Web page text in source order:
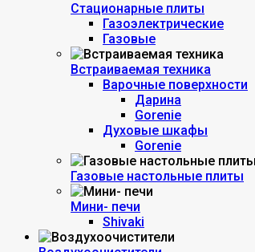
Стационарные плиты
Газоэлектрические
Газовые
Встраиваемая техника
Варочные поверхности
Дарина
Gorenie
Духовые шкафы
Gorenie
Газовые настольные плиты
Мини- печи
Shivaki